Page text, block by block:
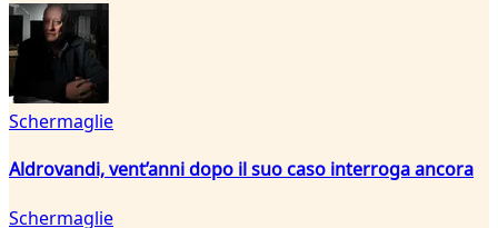
Schermaglie
Aldrovandi, vent’anni dopo il suo caso interroga ancora
Schermaglie